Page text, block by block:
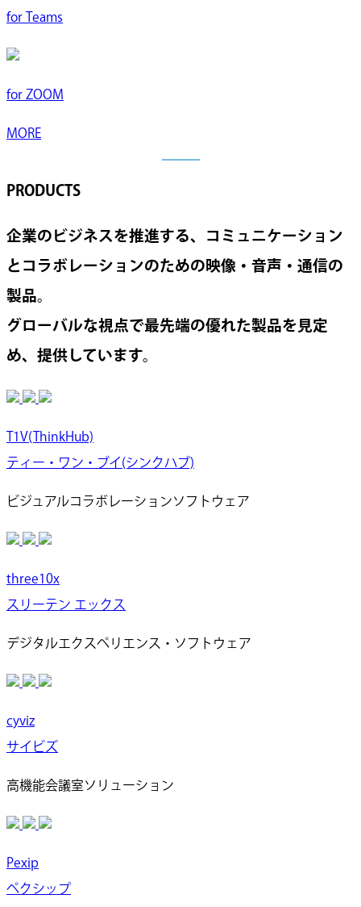
for Teams
for ZOOM
MORE
PRODUCTS
企業のビジネスを推進する、コミュニケーション
とコラボレーションのための映像・音声・通信の
製品。
グローバルな視点で最先端の優れた製品を見定
め、提供しています。
T1V(ThinkHub)
ティー・ワン・ブイ(シンクハブ)
ビジュアルコラボレーションソフトウェア
three10x
スリーテン エックス
デジタルエクスペリエンス・ソフトウェア
cyviz
サイビズ
高機能会議室ソリューション
Pexip
ペクシップ